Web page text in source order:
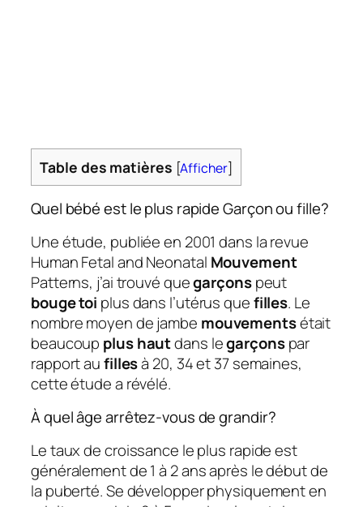
Table des matières [Afficher]
Quel bébé est le plus rapide Garçon ou fille?
Une étude, publiée en 2001 dans la revue
Human Fetal and Neonatal Mouvement
Patterns, j’ai trouvé quegarçonspeut
bouge toi plus dans l’utérus quefilles. Le
nombre moyen de jambe mouvementsétait
beaucoup plus hautdans legarçonspar
rapport aufillesà 20, 34 et 37 semaines,
cette étude a révélé.
À quel âge arrêtez-vous de grandir?
Le taux de croissance le plus rapide est
généralement de 1 à 2 ans après le début de
la puberté. Se développer physiquement en